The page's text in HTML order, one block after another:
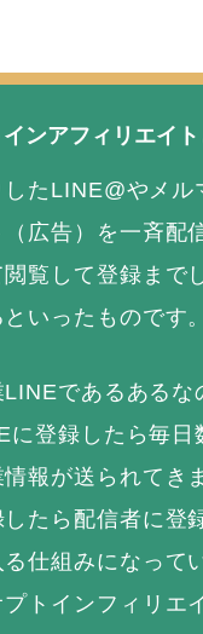
ンアフィリエイト
したLINE@やメル
（広告）を一斉配
覧して登録まで
いったものです。
であるあるな
に登録したら毎日
報が送られてき
したら配信者に登
る仕組みになって
トインフィリエ